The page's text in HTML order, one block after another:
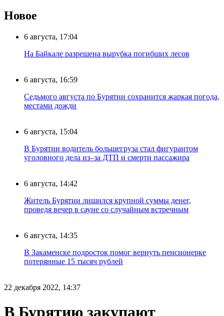
Новое
6 августа, 17:04
На Байкале разрешена вырубка погибших лесов
6 августа, 16:59
Седьмого августа по Бурятии сохранится жаркая погода,
местами дожди
6 августа, 15:04
В Бурятии водитель большегруза стал фигурантом
уголовного дела из–за ДТП и смерти пассажира
6 августа, 14:42
Житель Бурятии лишился крупной суммы денег,
проведя вечер в сауне со случайным встречным
6 августа, 14:35
В Закаменске подросток помог вернуть пенсионерке
потерянные 15 тысяч рублей
22 декабря 2022, 14:37
В Бурятию закупают